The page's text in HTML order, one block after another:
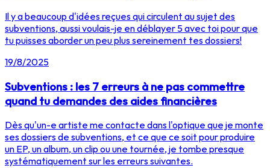
Il y a beaucoup d'idées reçues qui circulent au sujet des
subventions, aussi voulais-je en déblayer 5 avec toi pour que
tu puisses aborder un peu plus sereinement tes dossiers!
19/8/2025
Subventions : les 7 erreurs à ne pas commettre
quand tu demandes des aides financières
Dès qu'un-e artiste me contacte dans l'optique que je monte
ses dossiers de subventions, et ce que ce soit pour produire
un EP, un album, un clip ou une tournée, je tombe presque
systématiquement sur les erreurs suivantes.